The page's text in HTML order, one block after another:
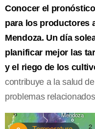
Conocer el
para los productores
Mendoza. Un día
planificar mejor las
y el riego de los
contribuye a la salud
problemas